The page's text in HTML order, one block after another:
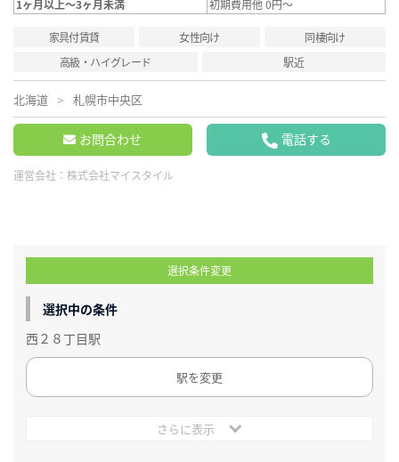
1ヶ月以上～3ヶ月未満 初期費用他 0円～
家具付賃貸 女性向け
同棲向け
高級・ハイグレード
駅近
北海道 札幌市中央区
お問合わせ 電話する
運営会社： 株式会社マイスタイル
選択条件変更
選択中の条件
西２８丁目駅
駅を変更
さらに表示